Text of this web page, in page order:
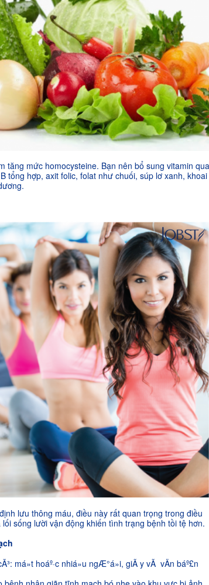
tăng mức homocysteine. Bạn nên bổ sung vitamin qua
tổng hợp, axit folic, folat như chuối, súp lơ xanh, khoai
lưu thông máu, điều này rất quan trọng trong điều
sống lười vận động khiến tình trạng bệnh tồi tệ hơn.